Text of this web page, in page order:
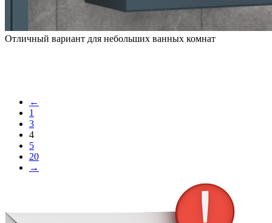
Отличный вариант для небольших ванных комнат
←
1
3
4
5
20
→